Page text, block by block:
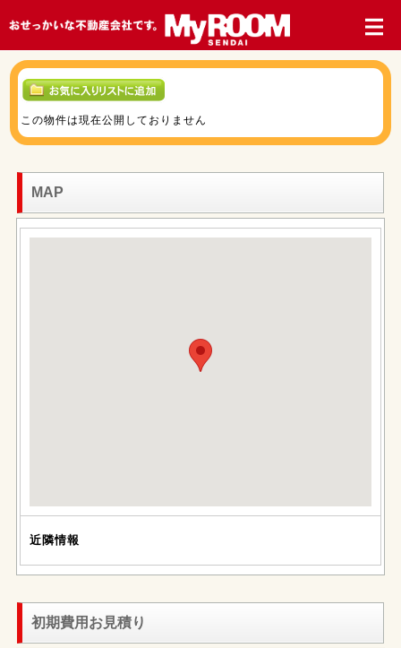
この物件は現在公開しておりません
MAP
近隣情報
初期費用お見積り